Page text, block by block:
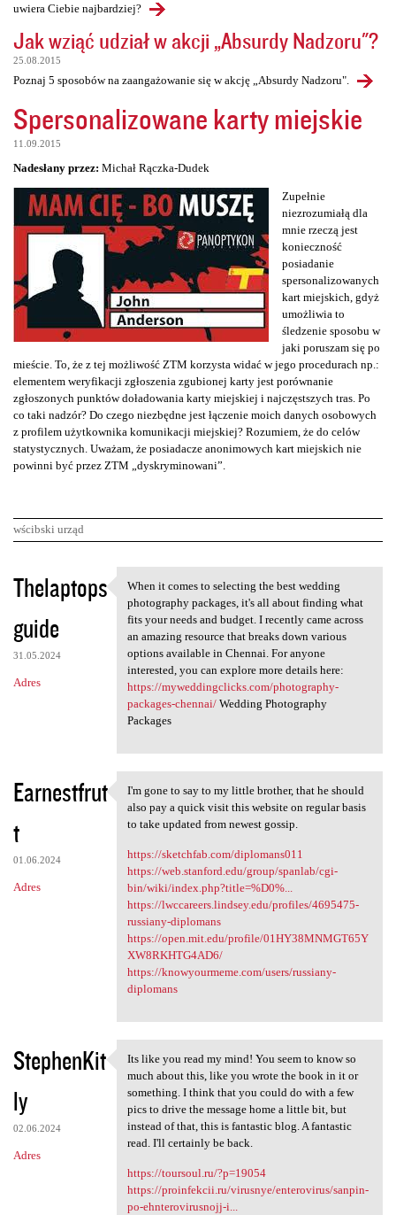
uwiera Ciebie najbardziej?
Jak wziąć udział w akcji „Absurdy Nadzoru"?
25.08.2015
Poznaj 5 sposobów na zaangażowanie się w akcję „Absurdy Nadzoru".
Spersonalizowane karty miejskie
11.09.2015
Nadesłany przez: Michał Rączka-Dudek
Zupełnie
niezrozumiałą dla
mnie rzeczą jest
konieczność
posiadanie
spersonalizowanych
kart miejskich, gdyż
umożliwia to
śledzenie sposobu w
jaki poruszam się po
mieście. To, że z tej możliwość ZTM korzysta widać w jego procedurach np.:
elementem weryfikacji zgłoszenia zgubionej karty jest porównanie
zgłoszonych punktów doładowania karty miejskiej i najczęstszych tras. Po
co taki nadzór? Do czego niezbędne jest łączenie moich danych osobowych
z profilem użytkownika komunikacji miejskiej? Rozumiem, że do celów
statystycznych. Uważam, że posiadacze anonimowych kart miejskich nie
powinni być przez ZTM „dyskryminowani”.
wścibski urząd
K
o
m
e
n
z
e
Thelaptops
guide
31.05.2024
Adres
When it comes to selecting
When it comes to selecting the best wedding
photography packages, it's all about finding what
fits your needs and budget. I recently came across
an amazing resource that breaks down various
options available in Chennai. For anyone
interested, you can explore more details here:
https://myweddingclicks.com/photography-
packages-chennai/Wedding Photography
Packages
Earnestfrut
t
01.06.2024
Adres
I'm gone to say to my little
I'm gone to say to my little brother, that he should
also pay a quick visit this website on regular basis
to take updated from newest gossip.
https://sketchfab.com/diplomans011
https://web.stanford.edu/group/spanlab/cgi-
bin/wiki/index.php?title=%D0%...
https://lwccareers.lindsey.edu/profiles/4695475-
russiany-diplomans
https://open.mit.edu/profile/01HY38MNMGT65Y
XW8RKHTG4AD6/
https://knowyourmeme.com/users/russiany-
diplomans
StephenKit
ly
02.06.2024
Adres
Its like you read my mind!
Its like you read my mind! You seem to know so
much about this, like you wrote the book in it or
something. I think that you could do with a few
pics to drive the message home a little bit, but
instead of that, this is fantastic blog. A fantastic
read. I'll certainly be back.
https://toursoul.ru/?p=19054
https://proinfekcii.ru/virusnye/enterovirus/sanpin-
po-ehnterovirusnojj-i...